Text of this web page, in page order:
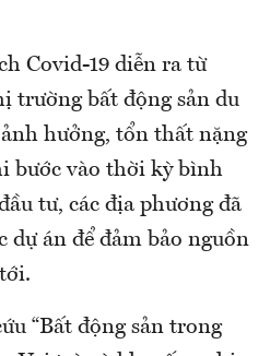
Covid-19 diễn ra từ
trường bất động sản du
hưởng, tổn thất nặng
bước vào thời kỳ bình
tư, các địa phương đã
dự án để đảm bảo nguồn
“Bất động sản trong